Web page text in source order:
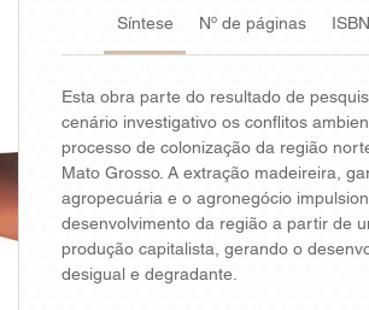
Síntese Nº de páginas ISBN
Esta obra parte do resultado de
cenário investigativo os conflitos
processo de colonização da região
Mato Grosso. A extração madeireira,
agropecuária e o agronegócio
desenvolvimento da região a partir de
produção capitalista, gerando o
desigual e degradante.